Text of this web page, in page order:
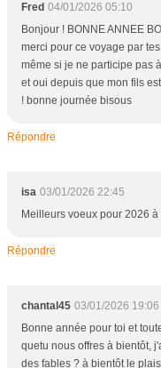
Fred 04/01/2026 05:10
Bonjour ! BONNE ANNEE
merci pour ce voyage par
même si je ne participe pas
et oui depuis que mon fils
! bonne journée bisous
Répondre
isa 03/01/2026 22:45
Meilleurs voeux pour 2026
Répondre
chantal45 03/01/2026 19:06
Bonne année pour toi et
quetu nous offres à bientôt,
des fables ? à bientôt le